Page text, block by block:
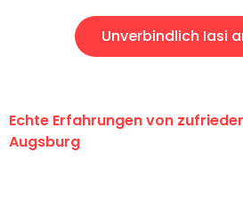
Unverbindlich Iasi
Echte Erfahrungen von
Augsburg